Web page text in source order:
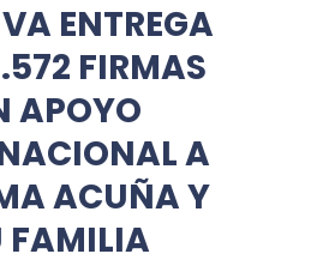
ENTREGA
FIRMAS
APOYO
A
ACUÑA Y
FAMILIA